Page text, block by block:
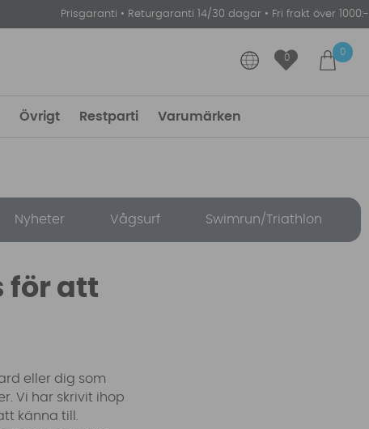
Prisgaranti • Returgaranti 14/30 dagar • Fri frakt över 1000:-
0
0
Övrigt Restparti Varumärken
Nyheter Vågsurf Swimrun/Triathlon
för att
eller dig som
Vi har skrivit ihop
känna till.